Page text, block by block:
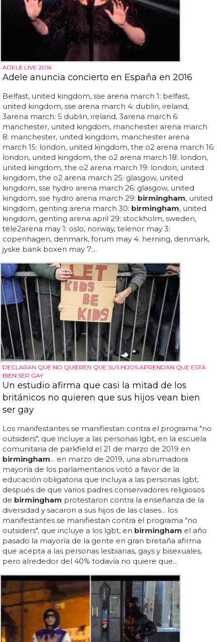
ADELE LIVE 2016
Adele anuncia concierto en España en 2016
Belfast, united kingdom, sse arena march 1: belfast,
united kingdom, sse arena march 4: dublin, ireland,
3arena march: 5 dublin, ireland, 3arena march 6:
manchester, united kingdom, manchester arena march
8: manchester, united kingdom, manchester arena
march 15: london, united kingdom, the o2 arena march 16:
london, united kingdom, the o2 arena march 18: london,
united kingdom, the o2 arena march 19: london, united
kingdom, the o2 arena march 25: glasgow, united
kingdom, sse hydro arena march 26: glasgow, united
kingdom, sse hydro arena march 29: birmingham, united
kingdom, genting arena march 30: birmingham, united
kingdom, genting arena april 29: stockholm, sweden,
tele2arena may 1: oslo, norway, telenor may 3:
copenhagen, denmark, forum may 4: herning, denmark,
jyske bank boxen may 7:...
DECLARAN QUE NO QUIEREN QUE SUS HIJOS APRENDAN QUE ESTÁ
BIEN SER GAY
Un estudio afirma que casi la mitad de los
británicos no quieren que sus hijos vean bien
ser gay
Los manifestantes se manifiestan contra el programa "no
outsiders", que incluye a las personas lgbt, en la escuela
comunitaria de parkfield el 21 de marzo de 2019 en
birmingham... en marzo de 2019, una abrumadora
mayoría de los parlamentarios votó a favor de la
educación obligatoria que incluya a las personas lgbt,
después de que varios padres conservadores religiosos
de birmingham protestaron contra la enseñanza de la
diversidad y sacaron a sus hijos de las clases... los
manifestantes se manifiestan contra el programa "no
outsiders", que incluye a los lgbt, en birmingham el año
pasado la mayoría de la gente en gran bretaña afirma
que acepta a las personas lesbianas, gays y bisexuales,
pero alrededor del 40% todavía no quiere que...